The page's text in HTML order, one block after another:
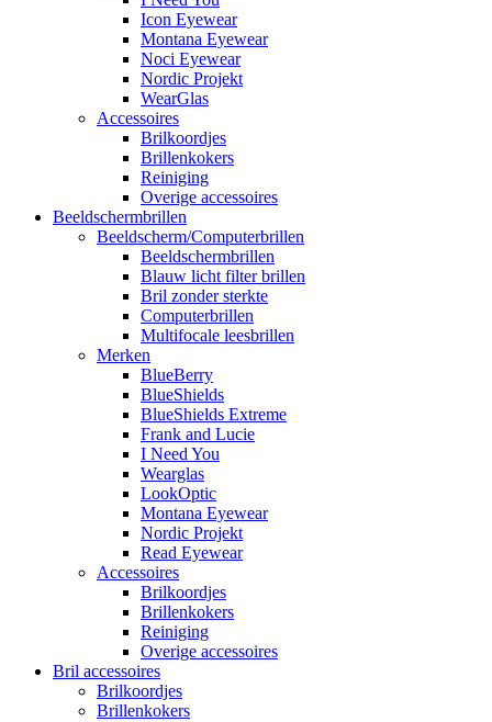
Icon Eyewear
Montana Eyewear
Noci Eyewear
Nordic Projekt
WearGlas
Accessoires
Brilkoordjes
Brillenkokers
Reiniging
Overige accessoires
Beeldschermbrillen
Beeldscherm/Computerbrillen
Beeldschermbrillen
Blauw licht filter brillen
Bril zonder sterkte
Computerbrillen
Multifocale leesbrillen
Merken
BlueBerry
BlueShields
BlueShields Extreme
Frank and Lucie
I Need You
Wearglas
LookOptic
Montana Eyewear
Nordic Projekt
Read Eyewear
Accessoires
Brilkoordjes
Brillenkokers
Reiniging
Overige accessoires
Bril accessoires
Brilkoordjes
Brillenkokers